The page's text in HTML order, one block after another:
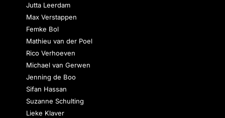
Jutta Leerdam
Max Verstappen
Femke Bol
Mathieu van der Poel
Rico Verhoeven
Michael van Gerwen
Jenning de Boo
Sifan Hassan
Suzanne Schulting
Lieke Klaver